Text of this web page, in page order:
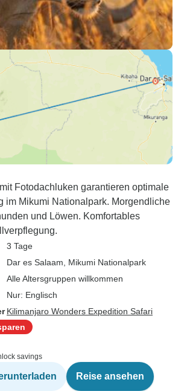
Fotodachluken garantieren optimale
im Mikumi Nationalpark. Morgendliche
und Löwen. Komfortables
3 Tage
Dar es Salaam , Mikumi Nationalpark
Alle Altersgruppen willkommen
Nur: Englisch
Kilimanjaro Wonders Expedition Safari
savings
Reise ansehen